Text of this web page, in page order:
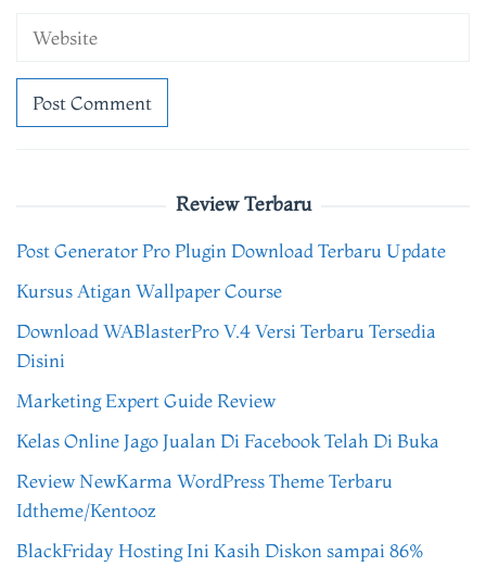
Review Terbaru
Post Generator Pro Plugin Download Terbaru Update
Kursus Atigan Wallpaper Course
Download WABlasterPro V.4 Versi Terbaru Tersedia
Disini
Marketing Expert Guide Review
Kelas Online Jago Jualan Di Facebook Telah Di Buka
Review NewKarma WordPress Theme Terbaru
Idtheme/Kentooz
BlackFriday Hosting Ini Kasih Diskon sampai 86%